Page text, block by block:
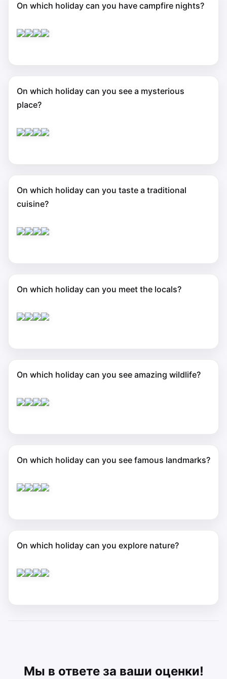
On which holiday can you have campfire nights?
On which holiday can you see a mysterious
place?
On which holiday can you taste a traditional
cuisine?
On which holiday can you meet the locals?
On which holiday can you see amazing wildlife?
On which holiday can you see famous landmarks?
On which holiday can you explore nature?
Мы в ответе за ваши оценки!